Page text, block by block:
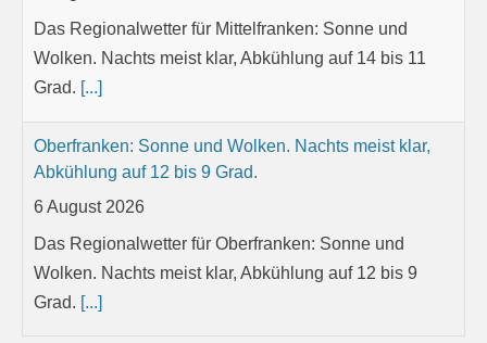
Grad.
Oberfranken: Sonne und Wolken. Nachts meist klar,
Abkühlung auf 12 bis 9 Grad.
6 August 2026
Das Regionalwetter für Oberfranken: Sonne und
Grad.
Niederbayern: Vereinzelt Schauer und Gewitter.
Nachts anfangs noch etwas Regen oder Gewitter,